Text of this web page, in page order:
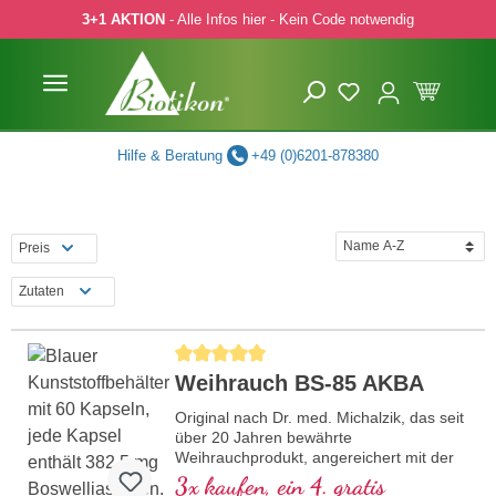
Hauptinhalt springen
Zur Suche springen
Zur Hauptnavigation springen
3+1 AKTION - Alle Infos hier - Kein Code notwendig
Hilfe & Beratung +49 (0)6201-878380
Preis
Zutaten
Durchschnittliche Bewertung von 5 von 5 Sternen
Weihrauch BS-85 AKBA
Original nach Dr. med. Michalzik, das seit
über 20 Jahren bewährte
Weihrauchprodukt, angereichert mit der
wertvollen AKBA Boswelliasäure (Acetyl-
3x kaufen, ein 4. gratis